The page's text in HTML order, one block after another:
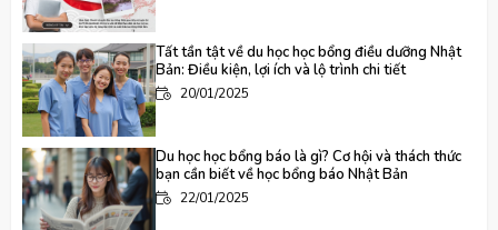
Tất tần tật về du học học bổng điều dưỡng Nhật
Bản: Điều kiện, lợi ích và lộ trình chi tiết
20/01/2025
Du học học bổng báo là gì? Cơ hội và thách thức
bạn cần biết về học bổng báo Nhật Bản
22/01/2025